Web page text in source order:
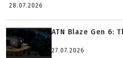
28.07.2026
ATN Blaze Gen 6:
27.07.2026